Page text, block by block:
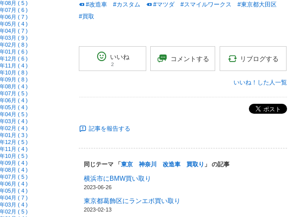
08月 ( 5 )
07月 ( 6 )
06月 ( 7 )
05月 ( 4 )
04月 ( 7 )
03月 ( 9 )
02月 ( 8 )
01月 ( 6 )
12月 ( 6 )
11月 ( 4 )
10月 ( 8 )
09月 ( 8 )
08月 ( 4 )
07月 ( 5 )
06月 ( 4 )
05月 ( 4 )
04月 ( 5 )
03月 ( 4 )
02月 ( 4 )
01月 ( 3 )
12月 ( 5 )
11月 ( 4 )
10月 ( 5 )
09月 ( 4 )
08月 ( 4 )
07月 ( 5 )
06月 ( 4 )
05月 ( 4 )
04月 ( 7 )
03月 ( 4 )
02月 ( 5 )
#改造車 #カスタム #マツダ #スマイルワークス
#東京都大田区
#買取
いいね
2
コメントする リブログする
いいね！した人一覧
ポスト
記事を報告する
同じテーマ 「 東京 神奈川 改造車 買取り 」 の記事
横浜市にBMW買い取り
2023-06-26
東京都葛飾区にランエボ買い取り
2023-02-13